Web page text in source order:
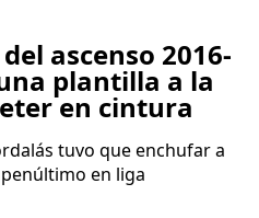
ascenso 2016-
plantilla a la
en cintura
tuvo que enchufar a
en liga